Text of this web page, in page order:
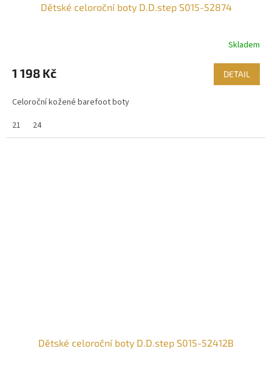
Dětské celoroční boty D.D.step S015-52874
Skladem
1 198 Kč DETAIL
Celoroční kožené barefoot boty
21
24
Dětské celoroční boty D.D.step S015-52412B